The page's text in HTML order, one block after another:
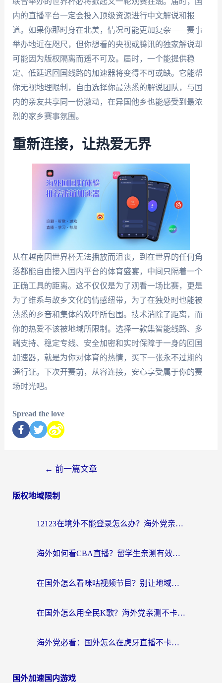
内的直播平台一定会投入顶级资源进行中文解说和报
道。如果你那时身在北美，情况可能更加复杂——赛事
举办地近在咫尺，但你想看的央视或腾讯的独家解说却
可能因为版权隔离而遥不可及。届时，一个能提供稳
定、低延迟回国线路的加速器将变得不可或缺。它能帮
你无视地理限制，自由选择你最熟悉的解说团队，与国
内的亲友共享同一份激动，在异国他乡也能感受到最浓
烈的家乡赛事氛围。
重新连接，让热爱无界
从在越南因世界杯无法播放而沮丧，到在世界的任何角
落都能自由接入国内平台的体育盛宴，中间只隔着一个
正确工具的距离。这不仅仅是为了观看一场比赛，更是
为了维系与故乡文化的情感纽带，为了在独处时也能被
熟悉的乡音和集体的欢呼所包围。技术消除了距离，而
你的热爱不该被地域所限制。选择一款集智能线路、多
端支持、稳定专线、安全加密和实时保障于一身的回国
加速器，就是为你对体育的热情，买下一张永不过期的
通行证。下次开赛前，从容连接，安心享受属于你的赛
场时光吧。
Spread the love
← 前一篇文章
版权地域限制
12123在境外不能登录怎么办？海外党亲测有效的回国加速方案
海外如何看CBA直播？留学生亲测有效的体育赛事观看指南
在国外怎么看咪咕视频节目？别让地域限制挡住你的追剧自由
在国外怎么用全民K歌？海外党亲测不卡顿的回国加速秘籍
海外党必看：国外怎么在虎牙直播不卡顿？附腾讯视频网易云音乐解决方案
国外加速国内游戏